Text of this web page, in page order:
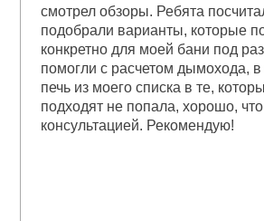
смотрел обзоры. Ребята
подобрали варианты, которые
конкретно для моей бани под
помогли с расчетом дымохода, в
печь из моего списка в те,
подходят не попала, хорошо,
консультацией. Рекомендую!